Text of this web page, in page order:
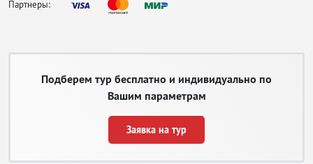
Партнеры:
Подберем тур бесплатно и индивидуально по
Вашим параметрам
Заявка на тур